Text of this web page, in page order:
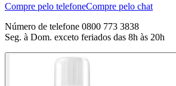
Compre pelo telefoneCompre pelo chat
Número de telefone 0800 773 3838
Seg. à Dom. exceto feriados das 8h às 20h